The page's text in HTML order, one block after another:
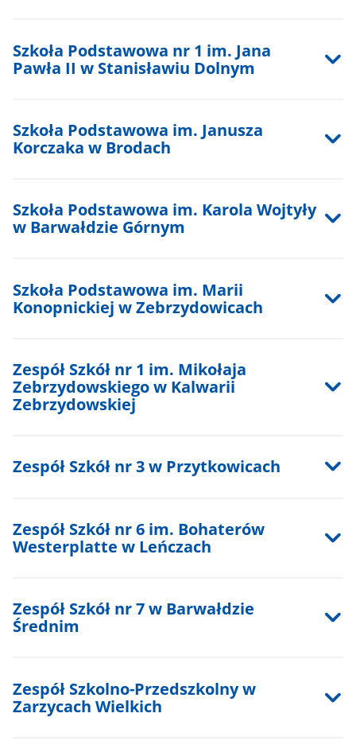
Szkoła Podstawowa nr 1 im. Jana
Pawła II w Stanisławiu Dolnym
Szkoła Podstawowa im. Janusza
Korczaka w Brodach
Szkoła Podstawowa im. Karola Wojtyły
w Barwałdzie Górnym
Szkoła Podstawowa im. Marii
Konopnickiej w Zebrzydowicach
Zespół Szkół nr 1 im. Mikołaja
Zebrzydowskiego w Kalwarii
Zebrzydowskiej
Zespół Szkół nr 3 w Przytkowicach
Zespół Szkół nr 6 im. Bohaterów
Westerplatte w Leńczach
Zespół Szkół nr 7 w Barwałdzie
Średnim
Zespół Szkolno-Przedszkolny w
Zarzycach Wielkich